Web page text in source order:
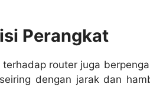
Perangkat
router juga
dengan jarak dan